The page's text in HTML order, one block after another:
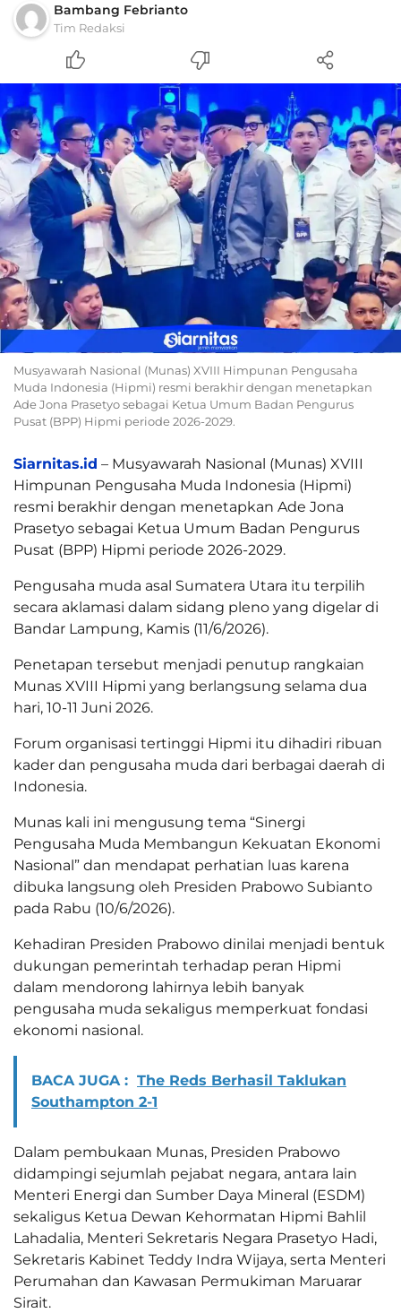
Bambang Febrianto
Tim Redaksi
Musyawarah Nasional (Munas) XVIII Himpunan Pengusaha
Muda Indonesia (Hipmi) resmi berakhir dengan menetapkan
Ade Jona Prasetyo sebagai Ketua Umum Badan Pengurus
Pusat (BPP) Hipmi periode 2026-2029.
Siarnitas.id – Musyawarah Nasional (Munas) XVIII
Himpunan Pengusaha Muda Indonesia (Hipmi)
resmi berakhir dengan menetapkan Ade Jona
Prasetyo sebagai Ketua Umum Badan Pengurus
Pusat (BPP) Hipmi periode 2026-2029.
Pengusaha muda asal Sumatera Utara itu terpilih
secara aklamasi dalam sidang pleno yang digelar di
Bandar Lampung, Kamis (11/6/2026).
Penetapan tersebut menjadi penutup rangkaian
Munas XVIII Hipmi yang berlangsung selama dua
hari, 10-11 Juni 2026.
Forum organisasi tertinggi Hipmi itu dihadiri ribuan
kader dan pengusaha muda dari berbagai daerah di
Indonesia.
Munas kali ini mengusung tema “Sinergi
Pengusaha Muda Membangun Kekuatan Ekonomi
Nasional” dan mendapat perhatian luas karena
dibuka langsung oleh Presiden Prabowo Subianto
pada Rabu (10/6/2026).
Kehadiran Presiden Prabowo dinilai menjadi bentuk
dukungan pemerintah terhadap peran Hipmi
dalam mendorong lahirnya lebih banyak
pengusaha muda sekaligus memperkuat fondasi
ekonomi nasional.
BACA JUGA : The Reds Berhasil Taklukan
Southampton 2-1
Dalam pembukaan Munas, Presiden Prabowo
didampingi sejumlah pejabat negara, antara lain
Menteri Energi dan Sumber Daya Mineral (ESDM)
sekaligus Ketua Dewan Kehormatan Hipmi Bahlil
Lahadalia, Menteri Sekretaris Negara Prasetyo Hadi,
Sekretaris Kabinet Teddy Indra Wijaya, serta Menteri
Perumahan dan Kawasan Permukiman Maruarar
Sirait.